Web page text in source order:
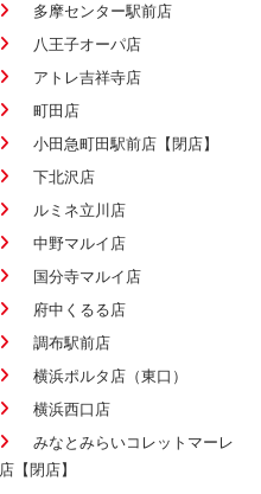
多摩センター駅前店
八王子オーパ店
アトレ吉祥寺店
町田店
小田急町田駅前店【閉店】
下北沢店
ルミネ立川店
中野マルイ店
国分寺マルイ店
府中くるる店
調布駅前店
横浜ポルタ店（東口）
横浜西口店
みなとみらいコレットマーレ
店【閉店】